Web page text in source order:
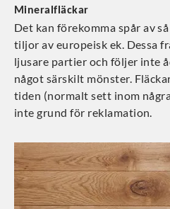
Mineralfläckar
Det kan förekomma spår av
tiljor av europeisk ek. Dessa
ljusare partier och följer inte
något särskilt mönster.
tiden (normalt sett inom
inte grund för reklamation.